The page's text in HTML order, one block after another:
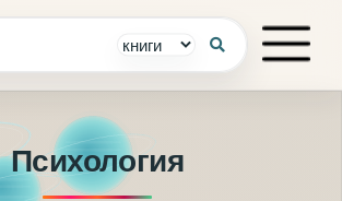
Психология